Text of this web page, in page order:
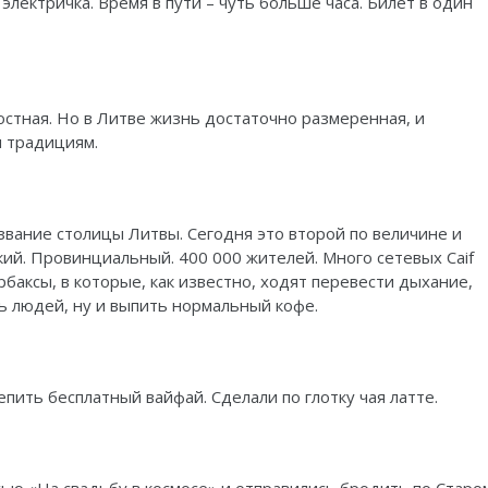
Но в Литве жизнь достаточно размеренная, и
традициям.
столицы Литвы. Сегодня это второй по величине и
Провинциальный. 400 000 жителей. Много сетевых Caif
в которые, как известно, ходят перевести дыхание,
людей, ну и выпить нормальный кофе.
бесплатный вайфай. Сделали по глотку чая латте.